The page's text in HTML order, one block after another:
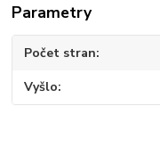
Parametry
Počet stran
Vyšlo